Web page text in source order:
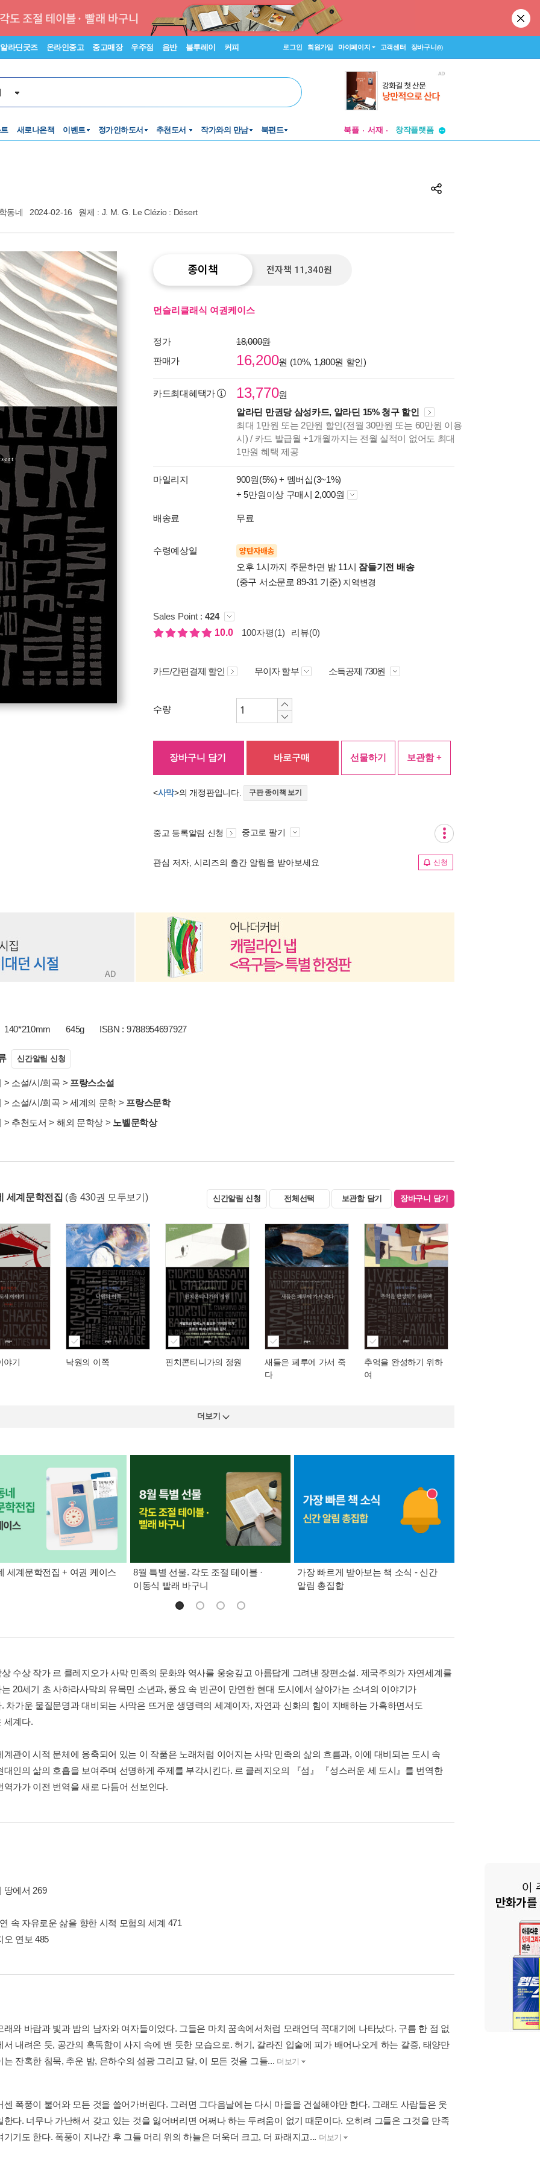
알라딘굿즈 온라인중고 중고매장 우주점 음반 블루레이 커피 로그인 회원가입 마이페이지 고객센터 장바구니(0)
새로나온책 이벤트 정가인하도서 추천도서 작가와의 만남 북펀드 북플 서재
투비컨티뉴드
동네 2024-02-16 원제 : J. M. G. Le Clézio : Désert
종이책 전자책 11,340원
먼슬리클래식 여권케이스
정가
18,000원
판매가
16,200원 (10%, 1,800원 할인)
카드최대혜택가 13,770원
알라딘 만권당 삼성카드, 알라딘 15% 청구 할인
최대 1만원 또는 2만원 할인(전월 30만원 또는 60만원 이용
시) / 카드 발급월 +1개월까지는 전월 실적이 없어도 최대
1만원 혜택 제공
마일리지 900원(5%) + 멤버십(3~1%)
+ 5만원이상 구매시 2,000원
배송료 무료
수령예상일 양탄자배송
오후 1시까지 주문하면 밤 11시 잠들기전 배송
(중구 서소문로 89-31 기준) 지역변경
Sales Point : 424
10.0
100자평(1) 리뷰(0)
카드/간편결제 할인 무이자 할부 소득공제 730원
수량
장바구니 담기 바로구매 선물하기 보관함 +
<사막>의 개정판입니다. 구판 종이책 보기
중고 등록알림 신청 중고로 팔기
관심 저자, 시리즈의 출간 알림을 받아보세요 신청
140*210mm 645g ISBN : 9788954697927
신간알림 신청
> 소설/시/희곡 > 프랑스소설
> 소설/시/희곡 > 세계의 문학 > 프랑스문학
> 추천도서 > 해외 문학상 > 노벨문학상
세계문학전집 (총 430권 모두보기) 신간알림 신청 전체선택 보관함 담기 장바구니 담기
야기 낙원의 이쪽 핀치콘티니가의 정원
새들은 페루에 가서 죽
다
추억을 완성하기 위하
여
더보기
세계문학전집 + 여권 케이스
8월 특별 선물. 각도 조절 테이블 ·
이동식 빨래 바구니
가장 빠르게 받아보는 책 소식 - 신간
알림 총집합
수상 작가 르 클레지오가 사막 민족의 문화와 역사를 웅숭깊고 아름답게 그려낸 장편소설. 제국주의가 자연세계를
20세기 초 사하라사막의 유목민 소년과, 풍요 속 빈곤이 만연한 현대 도시에서 살아가는 소녀의 이야기가
차가운 물질문명과 대비되는 사막은 뜨거운 생명력의 세계이자, 자연과 신화의 힘이 지배하는 가혹하면서도
세계다.
계관이 시적 문체에 응축되어 있는 이 작품은 노래처럼 이어지는 사막 민족의 삶의 흐름과, 이에 대비되는 도시 속
대인의 삶의 호흡을 보여주며 선명하게 주제를 부각시킨다. 르 클레지오의 『섬』 『성스러운 세 도시』를 번역한
역가가 이전 번역을 새로 다듬어 선보인다.
땅에서 269
속 자유로운 삶을 향한 시적 모험의 세계 471
오 연보 485
래와 바람과 빛과 밤의 남자와 여자들이었다. 그들은 마치 꿈속에서처럼 모래언덕 꼭대기에 나타났다. 구름 한 점 없
서 내려온 듯, 공간의 혹독함이 사지 속에 밴 듯한 모습으로. 허기, 갈라진 입술에 피가 배어나오게 하는 갈증, 태양만
는 잔혹한 침묵, 추운 밤, 은하수의 섬광 그리고 달, 이 모든 것을 그들... 더보기
센 폭풍이 불어와 모든 것을 쓸어가버린다. 그러면 그다음날에는 다시 마을을 건설해야만 한다. 그래도 사람들은 웃
한다. 너무나 가난해서 갖고 있는 것을 잃어버리면 어쩌나 하는 두려움이 없기 때문이다. 오히려 그들은 그것을 만족
기기도 한다. 폭풍이 지나간 후 그들 머리 위의 하늘은 더욱더 크고, 더 파래지고... 더보기